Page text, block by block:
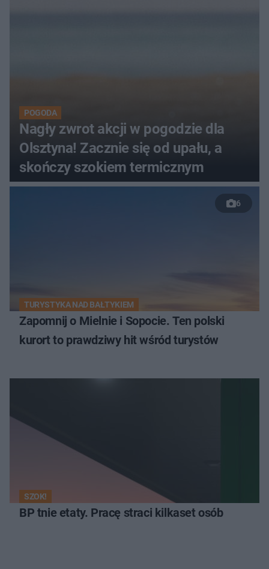
POGODA
Nagły zwrot akcji w pogodzie dla
Olsztyna! Zacznie się od upału, a
skończy szokiem termicznym
6
TURYSTYKA NAD BAŁTYKIEM
Zapomnij o Mielnie i Sopocie. Ten polski
kurort to prawdziwy hit wśród turystów
SZOK!
BP tnie etaty. Pracę straci kilkaset osób